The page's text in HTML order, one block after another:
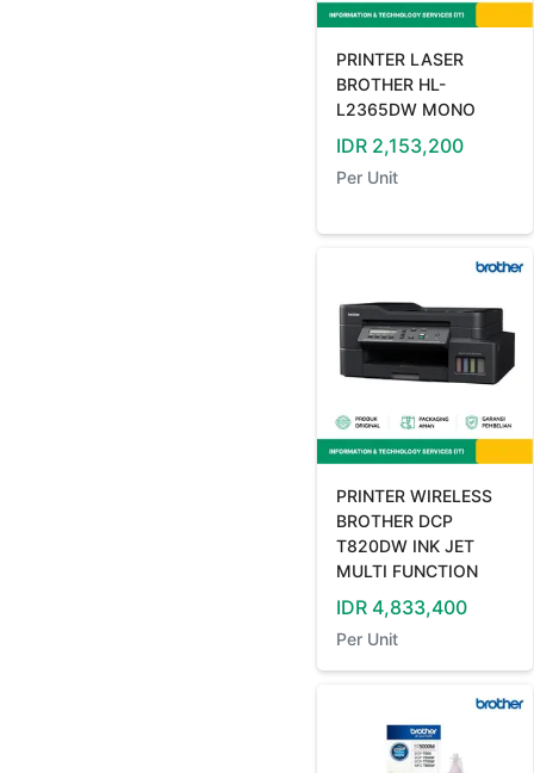
PRINTER LASER
BROTHER HL-
L2365DW MONO
IDR 2,153,200
Per Unit
PRINTER WIRELESS
BROTHER DCP
T820DW INK JET
MULTI FUNCTION
IDR 4,833,400
Per Unit